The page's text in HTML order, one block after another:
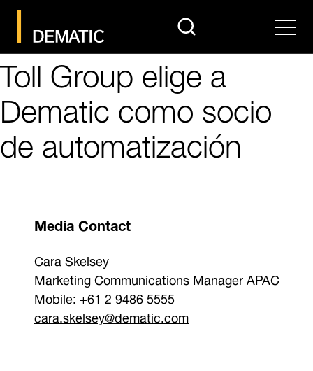
search Menu
Toll Group elige a
Dematic como socio
de automatización
Media Contact
Cara Skelsey
Marketing Communications Manager APAC
Mobile: +61 2 9486 5555
cara.skelsey@dematic.com